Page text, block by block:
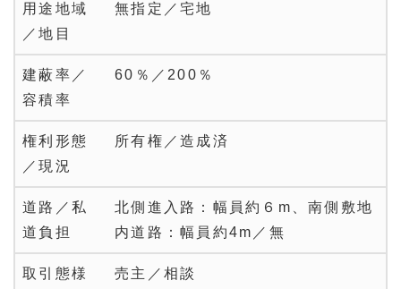
用途地域
／地目
無指定／宅地
建蔽率／
容積率
60％／200％
権利形態
／現況
所有権／造成済
道路／私
道負担
北側進入路：幅員約６m、南側敷地
内道路：幅員約4m／無
取引態様
売主／相談